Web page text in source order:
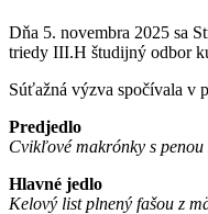
Dňa 5. novembra 2025 sa
triedy III.H študijný odbor
Súťažná výzva spočívala v
Predjedlo
Cvikľové makrónky s
Hlavné jedlo
Kelový list plnený fašou z